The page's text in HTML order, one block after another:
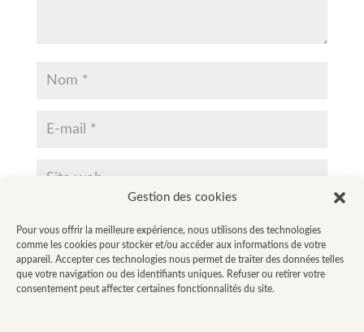
Gestion des cookies
Pour vous offrir la meilleure expérience, nous utilisons des technologies
comme les cookies pour stocker et/ou accéder aux informations de votre
appareil. Accepter ces technologies nous permet de traiter des données telles
que votre navigation ou des identifiants uniques. Refuser ou retirer votre
consentement peut affecter certaines fonctionnalités du site.
navigateur pour mon prochain commentaire.